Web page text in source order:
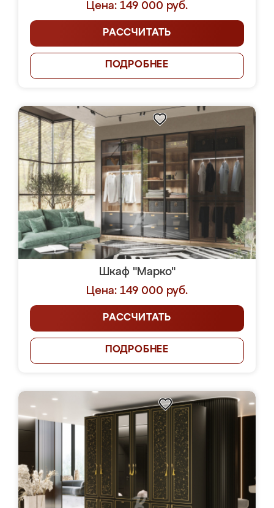
Цена: 149 000 руб.
РАССЧИТАТЬ
ПОДРОБНЕЕ
Шкаф "Марко"
Цена: 149 000 руб.
РАССЧИТАТЬ
ПОДРОБНЕЕ